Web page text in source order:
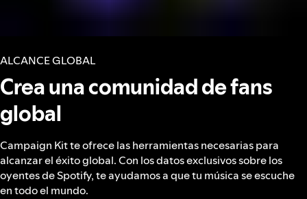
ALCANCE GLOBAL
Crea una comunidad de fans
global
Campaign Kit te ofrece las herramientas necesarias para
alcanzar el éxito global. Con los datos exclusivos sobre los
oyentes de Spotify, te ayudamos a que tu música se escuche
en todo el mundo.